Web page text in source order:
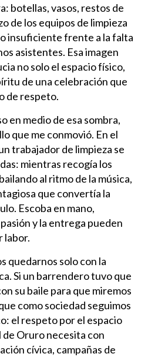
botellas, vasos, restos de
de los equipos de limpieza
insuficiente frente a la falta
asistentes. Esa imagen
no solo el espacio físico,
de una celebración que
de respeto.
en medio de esa sombra,
que me conmovió. En el
trabajador de limpieza se
mientras recogía los
al ritmo de la música,
que convertía la
Escoba en mano,
y la entrega pueden
labor.
quedarnos solo con la
Si un barrendero tuvo que
su baile para que miremos
como sociedad seguimos
el respeto por el espacio
de Oruro necesita con
cívica, campañas de